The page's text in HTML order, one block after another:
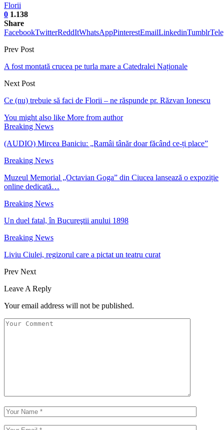
Florii
0 1.138
Share
FacebookTwitterReddItWhatsAppPinterestEmailLinkedinTumblr
Prev Post
A fost montată crucea pe turla mare a Catedralei Naționale
Next Post
Ce (nu) trebuie să faci de Florii – ne răspunde pr. Răzvan Ionescu
You might also like More from author
Breaking News
(AUDIO) Mircea Baniciu: „Ramâi tânăr doar făcând ce-ți place”
Breaking News
Muzeul Memorial „Octavian Goga” din Ciucea lansează o expoziție
online dedicată…
Breaking News
Un duel fatal, în Bucureştii anului 1898
Breaking News
Liviu Ciulei, regizorul care a pictat un teatru curat
Prev Next
Leave A Reply
Your email address will not be published.